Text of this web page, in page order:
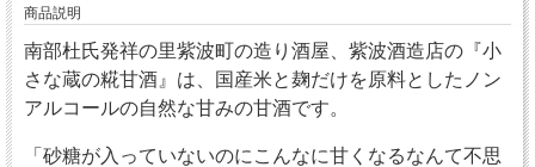
商品説明
南部杜氏発祥の里紫波町の造り酒屋、紫波酒造店の『小
さな蔵の糀甘酒』は、国産米と麹だけを原料としたノン
アルコールの自然な甘みの甘酒です。
「砂糖が入っていないのにこんなに甘くなるなんて不思